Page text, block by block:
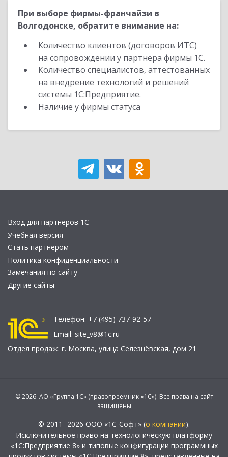
При выборе фирмы-франчайзи в
Волгодонске, обратите внимание на:
Количество клиентов (договоров ИТС)
на сопровождении у партнера фирмы 1С.
Количество специалистов, аттестованных
на внедрение технологий и решений
системы 1С:Предприятие.
Наличие у фирмы статуса
Вход для партнеров 1С
Учебная версия
Стать партнером
Политика конфиденциальности
Замечания по сайту
Другие сайты
Телефон: +7 (495) 737-92-57
Email: site_v8@1c.ru
Отдел продаж: г. Москва, улица Селезнёвская, дом 21
© 2026 АО «Группа 1С» (правопреемник «1С»). Все права на сайт
защищены
© 2011- 2026 ООО «1С-Софт» (о компании).
Исключительное право на технологическую платформу
«1С:Предприятие 8» и типовые конфигурации программных